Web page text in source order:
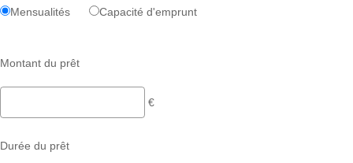
Mensualités
Capacité d'emprunt
Montant du prêt
€
Durée du prêt